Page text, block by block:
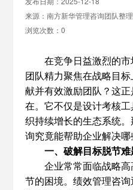
来源：南方新华管理咨询团队整理
浏览次数：0
在竞争日益激烈的
团队精力聚焦在战略目
献并有效激励团队？这
在。它不仅是设计考核
织持续增长的生态系统
询究竟能帮助企业解决哪
一、破解目标脱节难
企业常常面临战略高
节的困境。绩效管理咨